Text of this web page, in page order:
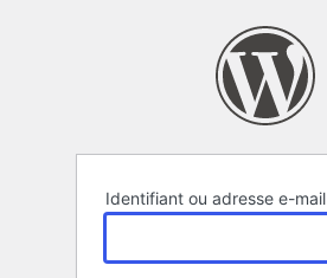
Identifiant ou adresse e-mail